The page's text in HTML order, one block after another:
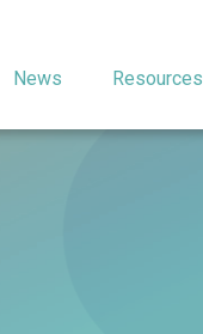
News Resources